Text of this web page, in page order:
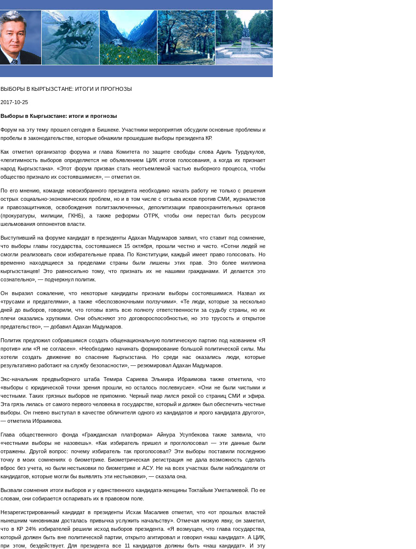
ВЫБОРЫ В КЫРГЫЗСТАНЕ: ИТОГИ И ПРОГНОЗЫ
2017-10-25
Выборы в Кыргызстане: итоги и прогнозы
Форум на эту тему прошел сегодня в Бишкеке. Участники мероприятия обсудили основные проблемы и
пробелы в законодательстве, которые обнажили прошедшие выборы президента КР.
Как отметил организатор форума и глава Комитета по защите свободы слова Адиль Турдукулов,
«легитимность выборов определяется не объявлением ЦИК итогов голосования, а когда их признает
народ Кыргызстана». «Этот форум призван стать неотъемлемой частью выборного процесса, чтобы
общество признало их состоявшимися», — отметил он.
По его мнению, команде новоизбранного президента необходимо начать работу не только с решения
острых социально-экономических проблем, но и в том числе с отзыва исков против СМИ, журналистов
и правозащитников, освобождения политзаключенных, деполитизации правоохранительных органов
(прокуратуры, милиции, ГКНБ), а также реформы ОТРК, чтобы они перестал быть ресурсом
шельмования оппонентов власти.
Выступивший на форуме кандидат в президенты Адахан Мадумаров заявил, что ставит под сомнение,
что выборы главы государства, состоявшиеся 15 октября, прошли честно и чисто. «Сотни людей не
смогли реализовать свои избирательные права. По Конституции, каждый имеет право голосовать. Но
временно находящиеся за пределами страны были лишены этих прав. Это более миллиона
кыргызстанцев! Это равносильно тому, что признать их не нашими гражданами. И делается это
сознательно», — подчеркнул политик.
Он выразил сожаление, что некоторые кандидаты признали выборы состоявшимися. Назвал их
«трусами и предателями», а также «беспозвоночными ползучими». «Те люди, которые за несколько
дней до выборов, говорили, что готовы взять всю полноту ответственности за судьбу страны, но их
плечи оказались хрупкими. Они объясняют это договороспособностью, но это трусость и открытое
предательство», — добавил Адахан Мадумаров.
Политик предложил собравшимся создать общенациональную политическую партию под названием «Я
против» или «Я не согласен». «Необходимо начинать формирование большой политической силы. Мы
хотели создать движение во спасение Кыргызстана. Но среди нас оказались люди, которые
результативно работают на службу безопасности», — резюмировал Адахан Мадумаров.
Экс-начальник предвыборного штаба Темира Сариева Эльмира Ибраимова также отметила, что
«выборы с юридической точки зрения прошли, но осталось послевкусие». «Они не были чистыми и
честными. Таких грязных выборов не припомню. Черный пиар лился рекой со страниц СМИ и эфира.
Эта грязь лилась от самого первого человека в государстве, который и должен был обеспечить честные
выборы. Он гневно выступал в качестве обличителя одного из кандидатов и ярого кандидата другого»,
— отметила Ибраимова.
Глава общественного фонда «Гражданская платформа» Айнура Усупбекова также заявила, что
«честными выборы не назовешь». «Как избиратель пришел и проглолосовал — эти данные были
отражены. Другой вопрос: почему избиратель так проголосовал? Эти выборы поставили последнюю
точку в моих сомнениях о биометрике. Биометрическая регистрация не дала возможность сделать
вброс без учета, но были нестыковки по биометрике и АСУ. Не на всех участках были наблюдатели от
кандидатов, которые могли бы выявлять эти нестыковки», — сказала она.
Вызвали сомнения итоги выборов и у единственного кандидата-женщины Токтайым Уметалиевой. По ее
словам, они собирается оспаривать их в правовом поле.
Незарегистрированный кандидат в президенты Исхак Масалиев отметил, что «от прошлых властей
нынешним чиновникам досталась привычка услужить начальству». Отмечая низкую явку, он заметил,
что в КР 24% избирателей решили исход выборов президента. «Я возмущен, что глава государства,
который должен быть вне политической партии, открыто агитировал и говорил «наш кандидат». А ЦИК,
при этом, бездействует. Для президента все 11 кандидатов должны быть «наш кандидат». И эту